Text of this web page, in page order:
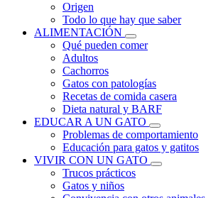
Origen
Todo lo que hay que saber
ALIMENTACIÓN
Qué pueden comer
Adultos
Cachorros
Gatos con patologías
Recetas de comida casera
Dieta natural y BARF
EDUCAR A UN GATO
Problemas de comportamiento
Educación para gatos y gatitos
VIVIR CON UN GATO
Trucos prácticos
Gatos y niños